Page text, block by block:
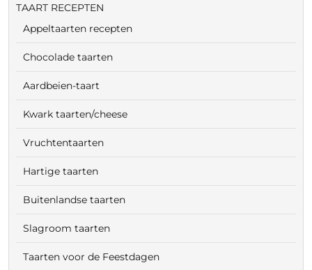
TAART RECEPTEN
Appeltaarten recepten
Chocolade taarten
Aardbeien-taart
Kwark taarten/cheese
Vruchtentaarten
Hartige taarten
Buitenlandse taarten
Slagroom taarten
Taarten voor de Feestdagen